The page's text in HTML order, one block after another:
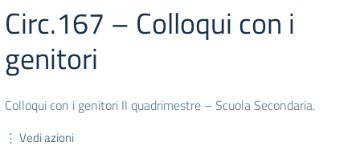
Circ.167 – Colloqui con i
genitori
Colloqui con i genitori II quadrimestre – Scuola Secondaria.
⋮ Vedi azioni